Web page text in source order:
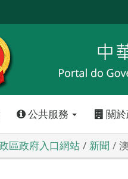
公共服務 關
區政府入口網站 新聞